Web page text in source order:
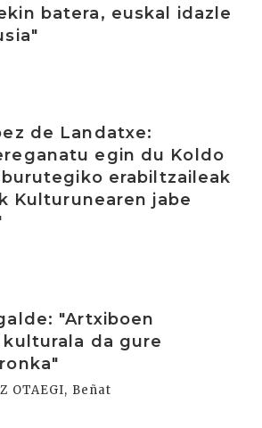
batera, euskal idazle
de Landatxe:
egin du Koldo
erabiltzaileak
Kulturunearen jabe
"Artxiboen
da gure
OTAEGI, Beñat